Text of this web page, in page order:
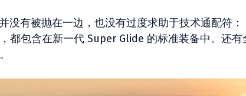
有被抛在一边，也没有过度求助于技术通配符：
，都包含在新一代 Super Glide 的标准装备中。还有